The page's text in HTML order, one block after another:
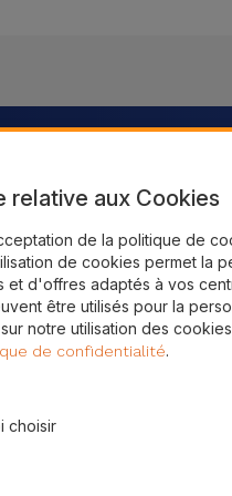
!
au France
relative aux Cookies
de la politique de
de cookies permet la
et d'offres adaptés à vos
être utilisés pour la
notre utilisation des
de confidentialité.
choisir